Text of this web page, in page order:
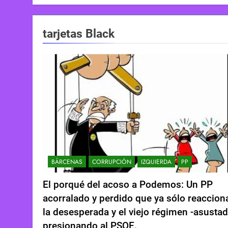
tarjetas Black
BÁRCENAS CORRUPCIÓN IZQUIERDA PP
El porqué del acoso a Podemos: Un PP
acorralado y perdido que ya sólo
la desesperada y el viejo régimen -